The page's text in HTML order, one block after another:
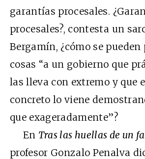
garantías procesales.
procesales?, contesta un
Bergamín, ¿cómo se
cosas “a un gobierno que
las lleva con extremo y que
concreto lo viene
que exageradamente”?
En Tras las huellas de un
profesor Gonzalo Penalva